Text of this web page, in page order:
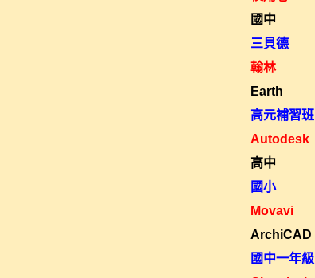
國中
三貝德
翰林
Earth
高元補習班
Autodesk
高中
國小
Movavi
ArchiCAD
國中一年級